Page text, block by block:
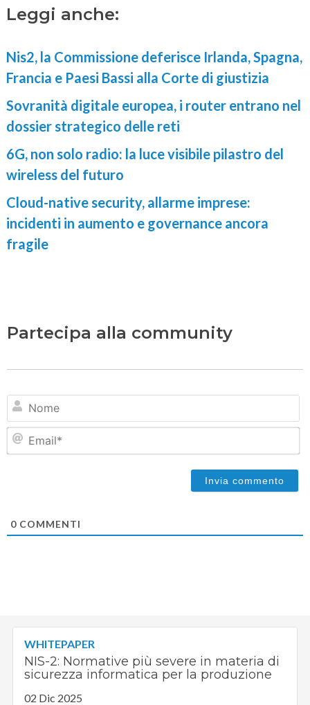
Leggi anche:
Nis2, la Commissione deferisce Irlanda, Spagna,
Francia e Paesi Bassi alla Corte di giustizia
Sovranità digitale europea, i router entrano nel
dossier strategico delle reti
6G, non solo radio: la luce visibile pilastro del
wireless del futuro
Cloud-native security, allarme imprese:
incidenti in aumento e governance ancora
fragile
Partecipa alla community
0 COMMENTI
WHITEPAPER
NIS-2: Normative più severe in materia di
sicurezza informatica per la produzione
02 Dic 2025